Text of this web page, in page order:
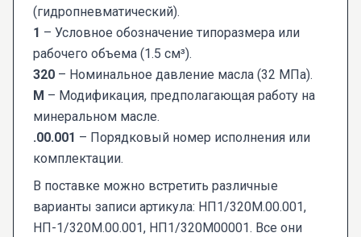
(гидропневматический).
1 – Условное обозначение типоразмера или
рабочего объема (1.5 см³).
320 – Номинальное давление масла (32 МПа).
М – Модификация, предполагающая работу на
минеральном масле.
.00.001 – Порядковый номер исполнения или
комплектации.
В поставке можно встретить различные
варианты записи артикула: НП1/320М.00.001,
НП-1/320М.00.001, НП1/320М00001. Все они